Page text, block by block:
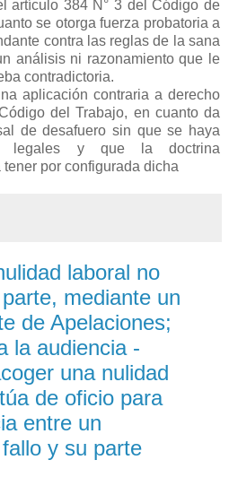
artículo 384 N° 3 del Código de
se otorga fuerza probatoria a
contra las reglas de la sana
análisis ni razonamiento que le
contradictoria.
aplicación contraria a derecho
del Trabajo, en cuanto da
de desafuero sin que se haya
legales y que la doctrina
por configurada dicha
laboral no
mediante un
de Apelaciones;
la audiencia -
una nulidad
de oficio para
entre un
y su parte